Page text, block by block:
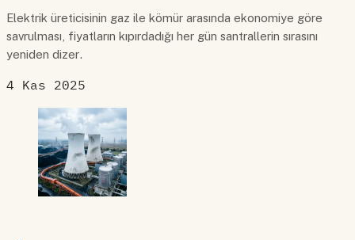
Elektrik üreticisinin gaz ile kömür arasında ekonomiye göre
savrulması, fiyatların kıpırdadığı her gün santrallerin sırasını
yeniden dizer.
4 Kas 2025